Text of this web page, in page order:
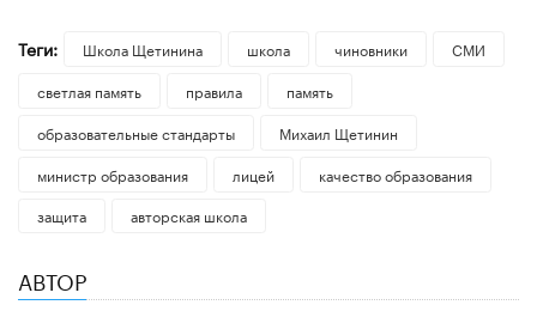
Теги: Школа Щетинина школа чиновники
СМИ
светлая память
правила
память
образовательные стандарты
Михаил Щетинин
министр образования
лицей
качество образования
защита
авторская школа
АВТОР